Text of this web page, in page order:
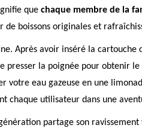
que chaque membre de la
boissons originales et
Après avoir inséré la
la poignée pour obtenir
votre eau gazeuse en une
chaque utilisateur dans une
partage son